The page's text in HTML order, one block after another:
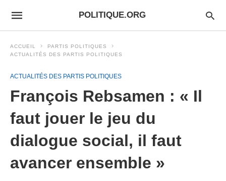
POLITIQUE.ORG
ACCUEIL
PARTIS POLITIQUES
ACTUALITÉS DES PARTIS POLITIQUES
ACTUALITÉS DES PARTIS POLITIQUES
François Rebsamen : « Il
faut jouer le jeu du
dialogue social, il faut
avancer ensemble »